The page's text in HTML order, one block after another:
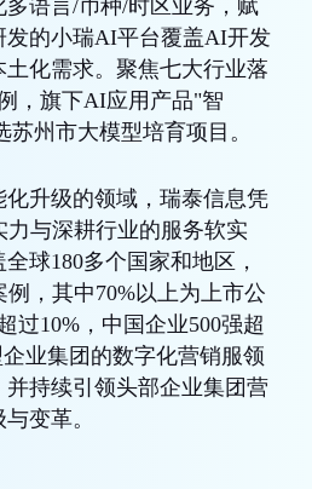
语言/币种/时区业务，赋
发的小瑞AI平台覆盖AI开发
化需求。聚焦七大行业落
，旗下AI应用产品"智
州市大模型培育项目。
升级的领域，瑞泰信息凭
与深耕行业的服务软实
球180多个国家和地区，
例，其中70%以上为上市公
过10%，中国企业500强超
业集团的数字化营销服领
持续引领头部企业集团营
变革。